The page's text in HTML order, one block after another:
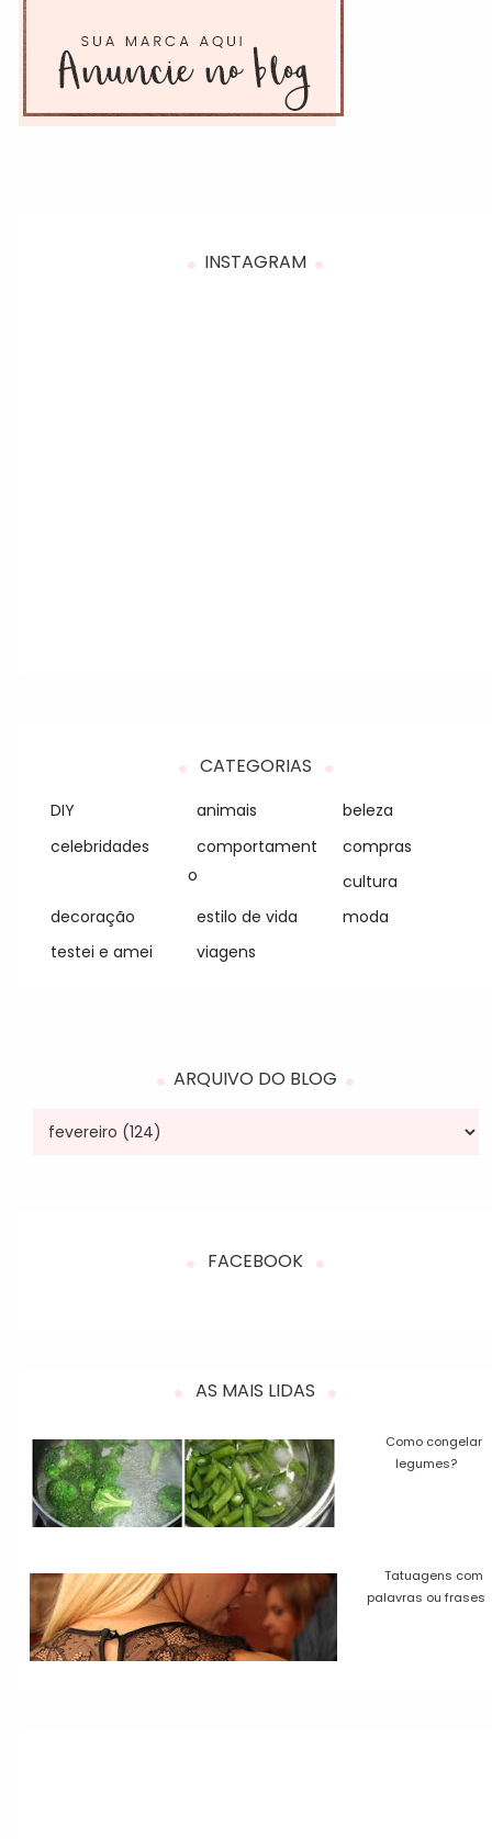
INSTAGRAM
CATEGORIAS
DIY animais
beleza
celebridades
comportament
o
compras
cultura
decoração
estilo de vida
moda
testei e amei
viagens
ARQUIVO DO BLOG
FACEBOOK
AS MAIS LIDAS
Como congelar
legumes?
Tatuagens com
palavras ou frases